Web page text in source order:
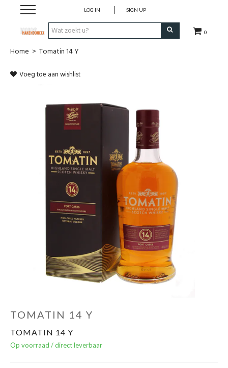
0
LOG IN SIGN UP
Wijnen
Bubbels
Verpakking
Alcoholvrije dranken
Koffie 'De Maan'
Cadeaubon
Geels Witteke De Maan's Jenever
Home > Tomatin 14 Y
Voeg toe aan wishlist
TOMATIN 14 Y
TOMATIN 14 Y
Op voorraad / direct leverbaar